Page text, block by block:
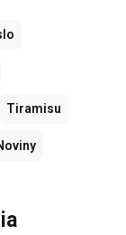
Tiramisu